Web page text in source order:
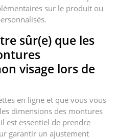
sur le produit ou
sûr(e) que les
visage lors de
en ligne et que vous vous
dimensions des montures
est essentiel de prendre
garantir un ajustement